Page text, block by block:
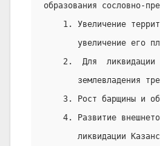
образования сословно-
1. Увеличение
увеличение его
2.  Для  ликвидации
землевладения
3. Рост барщины и
4. Развитие
ликвидации